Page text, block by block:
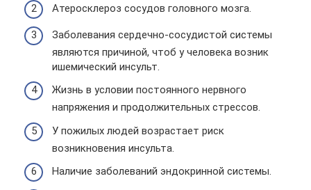
Атеросклероз сосудов головного мозга.
Заболевания сердечно-сосудистой системы
являются причиной, чтоб у человека возник
ишемический инсульт.
Жизнь в условии постоянного нервного
напряжения и продолжительных стрессов.
У пожилых людей возрастает риск
возникновения инсульта.
Наличие заболеваний эндокринной системы.